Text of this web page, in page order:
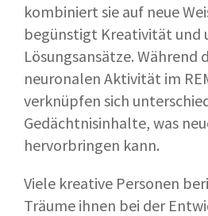
kombiniert sie auf neue
begünstigt Kreativität und
Lösungsansätze. Während
neuronalen Aktivität im
verknüpfen sich
Gedächtnisinhalte, was
hervorbringen kann.
Viele kreative Personen
Träume ihnen bei der